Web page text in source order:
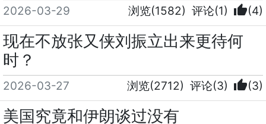
2026-03-29 浏览(1582) 评论(1) thumb_up(4)
现在不放张又侠刘振立出来更待何
时？
2026-03-27 浏览(2712) 评论(3) thumb_up(3)
美国究竟和伊朗谈过没有